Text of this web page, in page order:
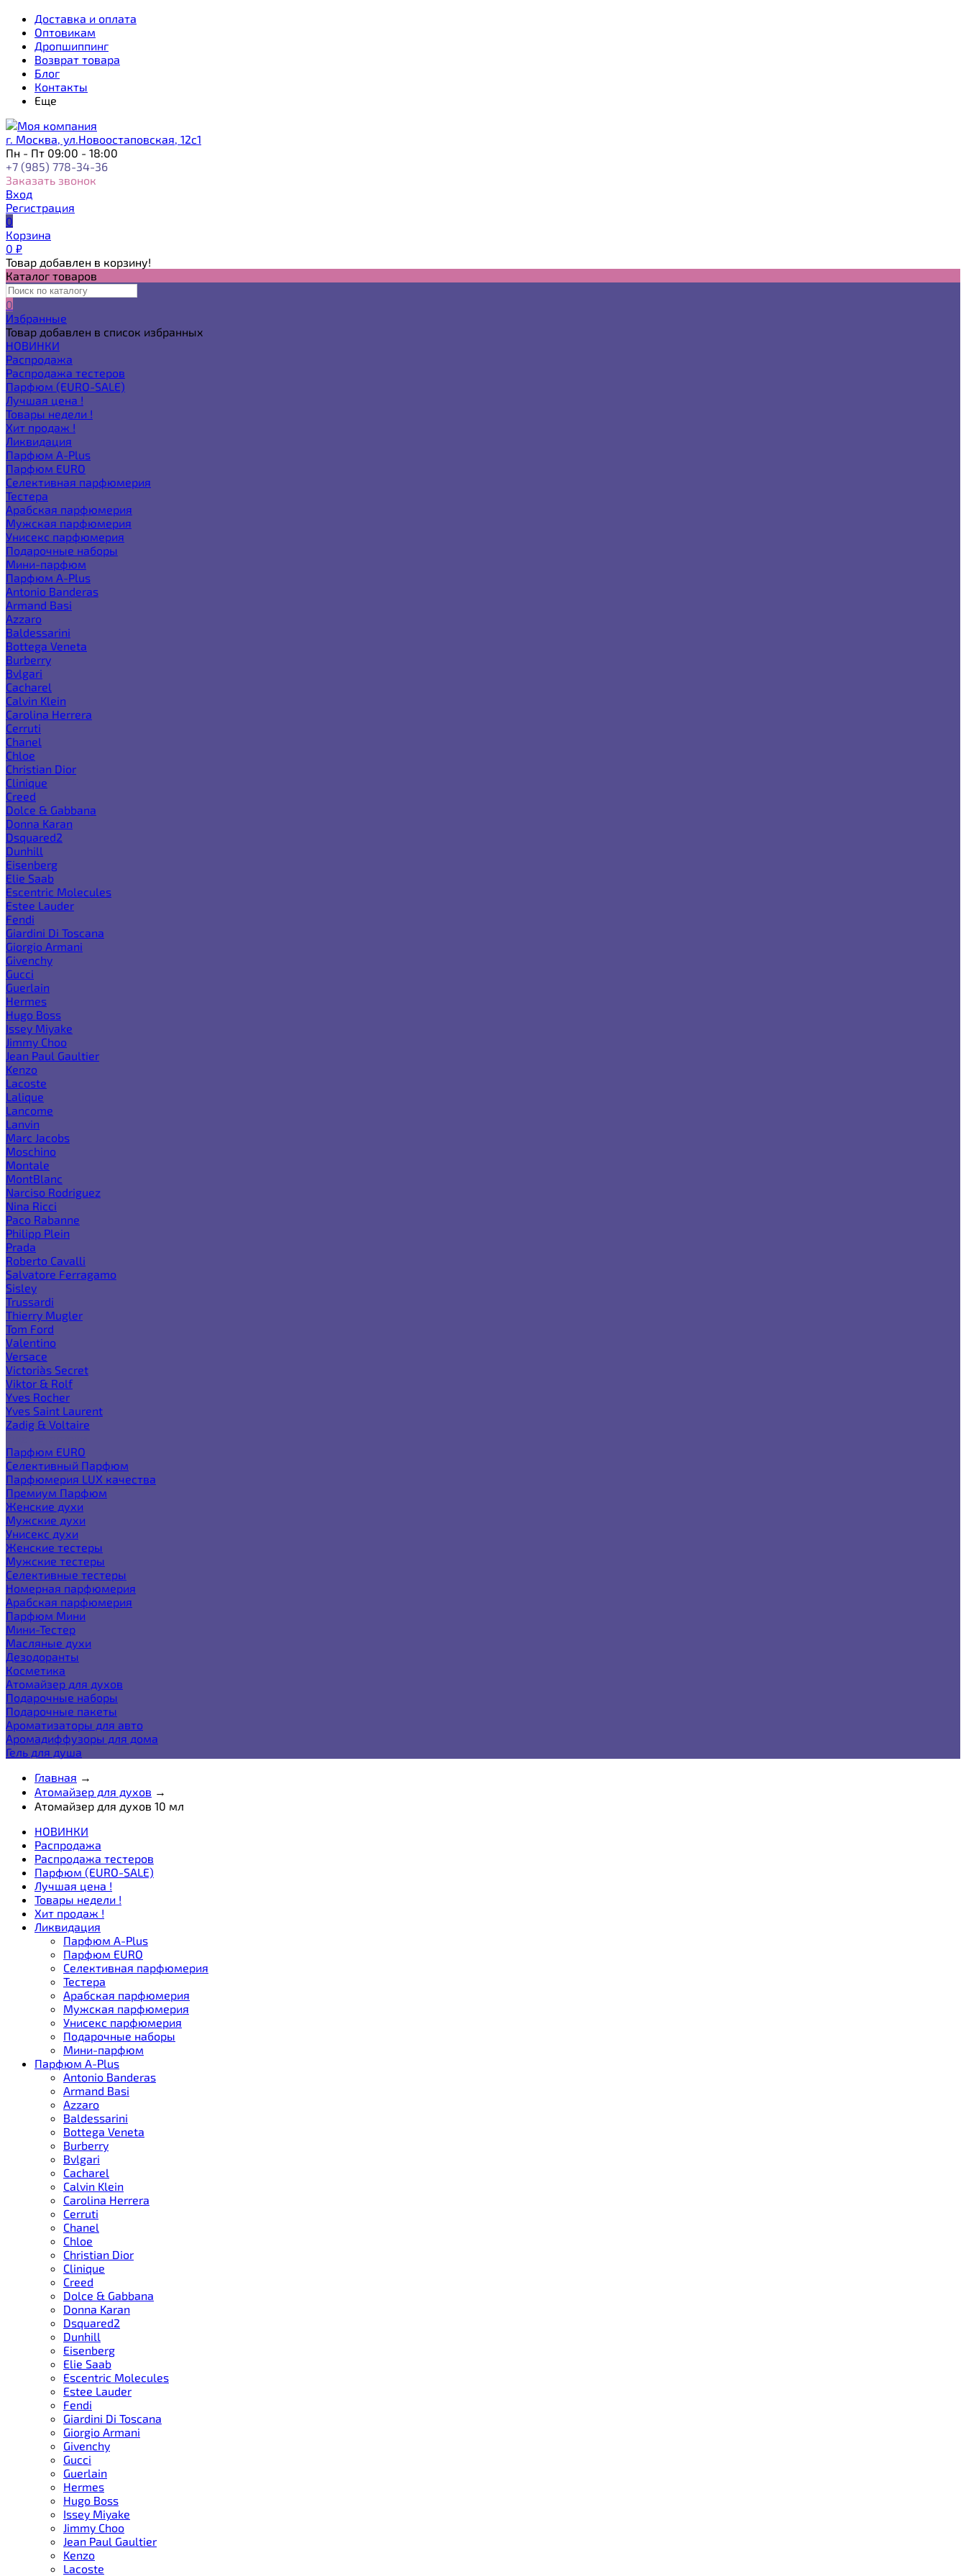
Доставка и оплата
Оптовикам
Дропшиппинг
Возврат товара
Блог
Контакты
Еще
г. Москва, ул.Новоостаповская, 12с1
Пн - Пт 09:00 - 18:00
+7 (985) 778-34-36
Заказать звонок
Вход
Регистрация
0
Корзина
0 ₽
Товар добавлен в корзину!
Каталог товаров
0
Избранные
Товар добавлен в список избранных
НОВИНКИ
Распродажа
Распродажа тестеров
Парфюм (EURO-SALE)
Лучшая цена !
Товары недели !
Хит продаж !
Ликвидация
Парфюм A-Plus
Парфюм EURO
Селективная парфюмерия
Тестера
Арабская парфюмерия
Мужская парфюмерия
Унисекс парфюмерия
Подарочные наборы
Мини-парфюм
Парфюм A-Plus
Antonio Banderas
Armand Basi
Azzaro
Baldessarini
Bottega Veneta
Burberry
Bvlgari
Cacharel
Calvin Klein
Carolina Herrera
Cerruti
Chanel
Chloe
Christian Dior
Clinique
Creed
Dolce & Gabbana
Donna Karan
Dsquared2
Dunhill
Eisenberg
Elie Saab
Escentric Molecules
Estee Lauder
Fendi
Giardini Di Toscana
Giorgio Armani
Givenchy
Gucci
Guerlain
Hermes
Hugo Boss
Issey Miyake
Jimmy Choo
Jean Paul Gaultier
Kenzo
Lacoste
Lalique
Lancome
Lanvin
Marc Jacobs
Moschino
Montale
MontBlanc
Narciso Rodriguez
Nina Ricci
Paco Rabanne
Philipp Plein
Prada
Roberto Cavalli
Salvatore Ferragamo
Sisley
Trussardi
Thierry Mugler
Tom Ford
Valentino
Versace
Victoria`s Secret
Viktor & Rolf
Yves Rocher
Yves Saint Laurent
Zadig & Voltaire
Парфюм EURO
Селективный Парфюм
Парфюмерия LUX качества
Премиум Парфюм
Женские духи
Мужские духи
Унисекс духи
Женские тестеры
Мужские тестеры
Селективные тестеры
Номерная парфюмерия
Арабская парфюмерия
Парфюм Мини
Мини-Тестер
Масляные духи
Дезодоранты
Косметика
Атомайзер для духов
Подарочные наборы
Подарочные пакеты
Ароматизаторы для авто
Аромадиффузоры для дома
Гель для душа
Главная →
Атомайзер для духов →
Атомайзер для духов 10 мл
НОВИНКИ
Распродажа
Распродажа тестеров
Парфюм (EURO-SALE)
Лучшая цена !
Товары недели !
Хит продаж !
Ликвидация
Парфюм A-Plus
Парфюм EURO
Селективная парфюмерия
Тестера
Арабская парфюмерия
Мужская парфюмерия
Унисекс парфюмерия
Подарочные наборы
Мини-парфюм
Парфюм A-Plus
Antonio Banderas
Armand Basi
Azzaro
Baldessarini
Bottega Veneta
Burberry
Bvlgari
Cacharel
Calvin Klein
Carolina Herrera
Cerruti
Chanel
Chloe
Christian Dior
Clinique
Creed
Dolce & Gabbana
Donna Karan
Dsquared2
Dunhill
Eisenberg
Elie Saab
Escentric Molecules
Estee Lauder
Fendi
Giardini Di Toscana
Giorgio Armani
Givenchy
Gucci
Guerlain
Hermes
Hugo Boss
Issey Miyake
Jimmy Choo
Jean Paul Gaultier
Kenzo
Lacoste